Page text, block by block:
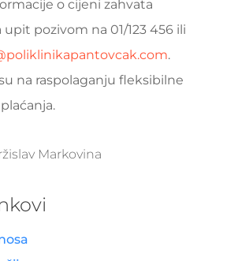
o cijeni zahvata
pozivom na 01/123 456 ili
.
na raspolaganju fleksibilne
Markovina